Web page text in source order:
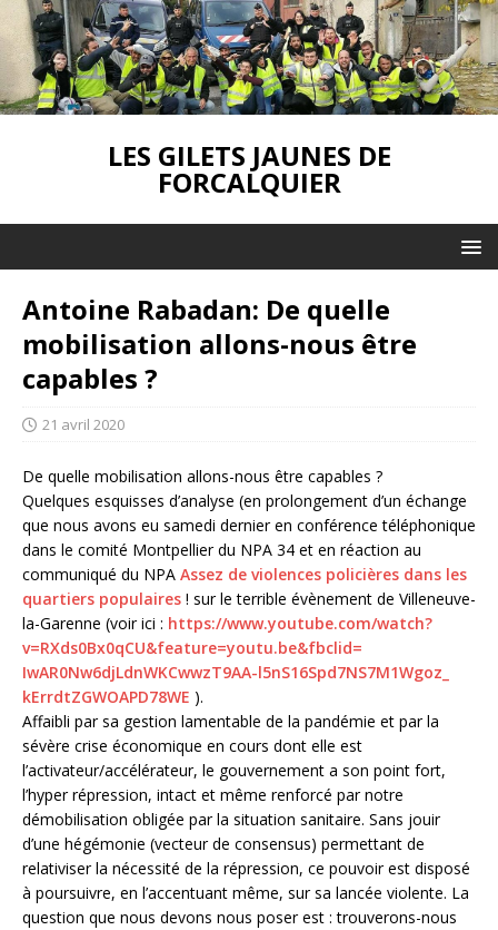
LES GILETS JAUNES DE
FORCALQUIER
Antoine Rabadan: De quelle
mobilisation allons-nous être
capables ?
21 avril 2020
De quelle mobilisation allons-nous être capables ?
Quelques esquisses d’analyse (en prolongement d’un échange
que nous avons eu samedi dernier en conférence téléphonique
dans le comité Montpellier du NPA 34 et en réaction au
communiqué du NPA Assez de violences policières dans les
quartiers populaires ! sur le terrible évènement de Villeneuve-
la-Garenne (voir ici : https://www.youtube.com/watch?
v=RXds0Bx0qCU&feature=youtu.be&fbclid=
IwAR0Nw6djLdnWKCwwzT9AA-l5nS16Spd7NS7M1Wgoz_
kErrdtZGWOAPD78WE ).
Affaibli par sa gestion lamentable de la pandémie et par la
sévère crise économique en cours dont elle est
l’activateur/accélérateur, le gouvernement a son point fort,
l’hyper répression, intact et même renforcé par notre
démobilisation obligée par la situation sanitaire. Sans jouir
d’une hégémonie (vecteur de consensus) permettant de
relativiser la nécessité de la répression, ce pouvoir est disposé
à poursuivre, en l’accentuant même, sur sa lancée violente. La
question que nous devons nous poser est : trouverons-nous